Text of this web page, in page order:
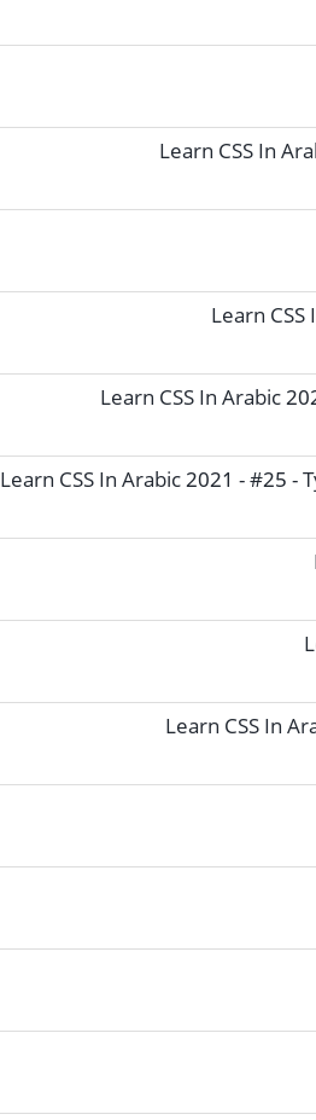
Learn CSS In
Learn
Learn CSS In Arabic
Learn CSS In Arabic 2021 - #25 -
Learn CSS In